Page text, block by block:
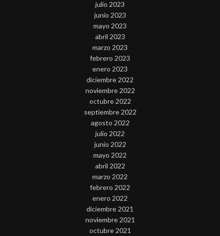
julio 2023
junio 2023
mayo 2023
abril 2023
marzo 2023
febrero 2023
enero 2023
diciembre 2022
noviembre 2022
octubre 2022
septiembre 2022
agosto 2022
julio 2022
junio 2022
mayo 2022
abril 2022
marzo 2022
febrero 2022
enero 2022
diciembre 2021
noviembre 2021
octubre 2021